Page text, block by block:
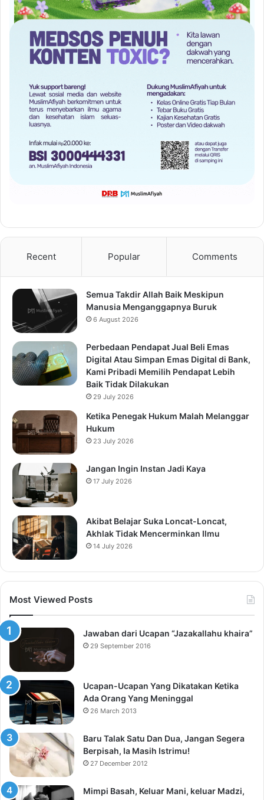
Recent Popular Comments
Semua Takdir Allah Baik Meskipun
Manusia Menganggapnya Buruk
6 August 2026
Perbedaan Pendapat Jual Beli Emas
Digital Atau Simpan Emas Digital di Bank,
Kami Pribadi Memilih Pendapat Lebih
Baik Tidak Dilakukan
29 July 2026
Ketika Penegak Hukum Malah Melanggar
Hukum
23 July 2026
Jangan Ingin Instan Jadi Kaya
17 July 2026
Akibat Belajar Suka Loncat-Loncat,
Akhlak Tidak Mencerminkan Ilmu
14 July 2026
Most Viewed Posts
Jawaban dari Ucapan “Jazakallahu khaira”
29 September 2016
Ucapan-Ucapan Yang Dikatakan Ketika
Ada Orang Yang Meninggal
26 March 2013
Baru Talak Satu Dan Dua, Jangan Segera
Berpisah, Ia Masih Istrimu!
27 December 2012
Mimpi Basah, Keluar Mani, keluar Madzi,